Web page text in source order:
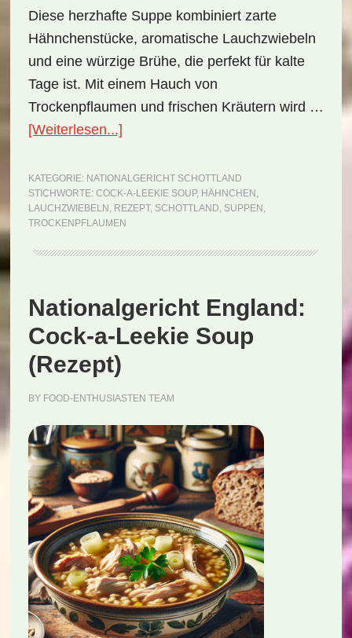
Diese herzhafte Suppe kombiniert zarte
Hähnchenstücke, aromatische Lauchzwiebeln
und eine würzige Brühe, die perfekt für kalte
Tage ist. Mit einem Hauch von
Trockenpflaumen und frischen Kräutern wird …
[Weiterlesen...]ÜberNationalgericht
Cock-
a-
Leekie
KATEGORIE: NATIONALGERICHT SCHOTTLAND
STICHWORTE: COCK-A-LEEKIE SOUP, HÄHNCHEN ,
LAUCHZWIEBELN , REZEPT, SCHOTTLAND, SUPPEN ,
TROCKENPFLAUMEN
Nationalgericht England:
Cock-a-Leekie Soup
(Rezept)
BY FOOD-ENTHUSIASTEN TEAM